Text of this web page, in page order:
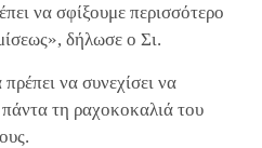
να σφίξουμε περισσότερο
δήλωσε ο Σι.
να συνεχίσει να
πάντα τη ραχοκοκαλιά του